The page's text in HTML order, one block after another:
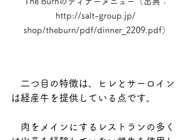
http://salt-group.jp/
shop/theburn/pdf/dinner_2209.pdf）
二つ目の特徴は、ヒレとサーロイン
は経産牛を提供している点です。
肉をメインにするレストランの多く